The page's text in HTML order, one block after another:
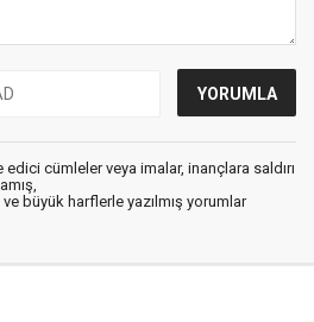
cümleler veya imalar, inançlara saldırı
büyük harflerle yazılmış yorumlar